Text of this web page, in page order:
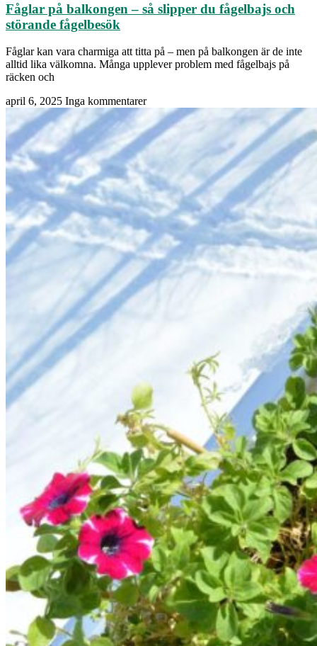
Fåglar på balkongen – så slipper du fågelbajs och
störande fågelbesök
Fåglar kan vara charmiga att titta på – men på balkongen är de inte
alltid lika välkomna. Många upplever problem med fågelbajs på
räcken och
april 6, 2025 Inga kommentarer